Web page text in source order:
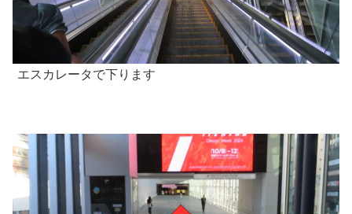
エスカレータで下ります